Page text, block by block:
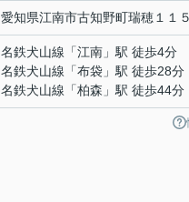
愛知県江南市古知野町瑞穂 １１
名鉄犬山線 「江南 」駅 徒歩4分
名鉄犬山線 「布袋 」駅 徒歩28分
名鉄犬山線 「柏森 」駅 徒歩44分